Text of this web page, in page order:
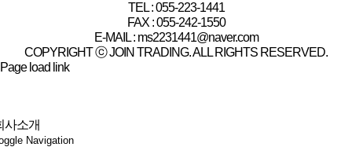
TEL : 055-223-1441
FAX : 055-242-1550
E-MAIL : ms2231441@naver.com
COPYRIGHT ⓒ JOIN TRADING. ALL RIGHTS RESERVED.
Page load link
사소개
Navigation